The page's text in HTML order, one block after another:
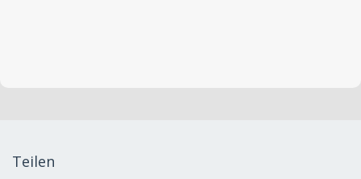
Teilen